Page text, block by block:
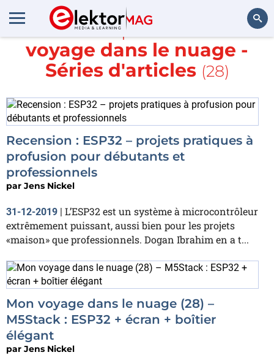
Rechercher
En savoir plus sur
voyage dans le nuage -
Séries d'articles (28)
Recension : ESP32 – projets pratiques à
profusion pour débutants et
professionnels
par Jens Nickel
31-12-2019 | L’ESP32 est un système à microcontrôleur
extrêmement puissant, aussi bien pour les projets
«maison» que professionnels. Dogan Ibrahim en a t...
Mon voyage dans le nuage (28) –
M5Stack : ESP32 + écran + boîtier
élégant
par Jens Nickel